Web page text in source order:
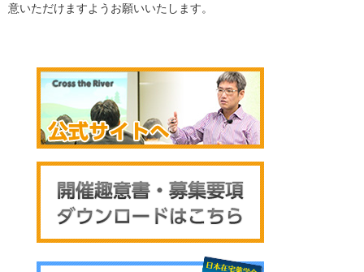
意いただけますようお願いいたします。